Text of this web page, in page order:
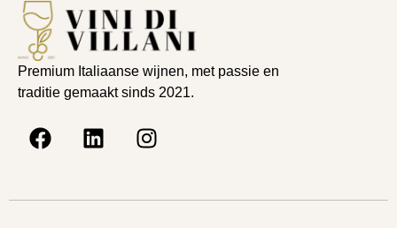
Premium Italiaanse wijnen, met passie en
traditie gemaakt sinds 2021.